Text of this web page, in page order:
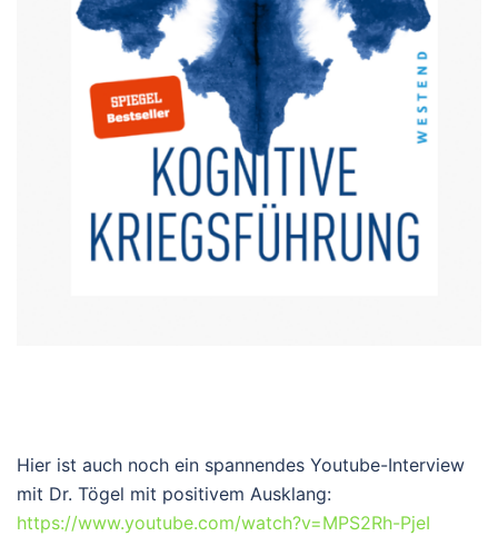
Hier ist auch noch ein spannendes Youtube-Interview
mit Dr. Tögel mit positivem Ausklang:
https://www.youtube.com/watch?v=MPS2Rh-PjeI